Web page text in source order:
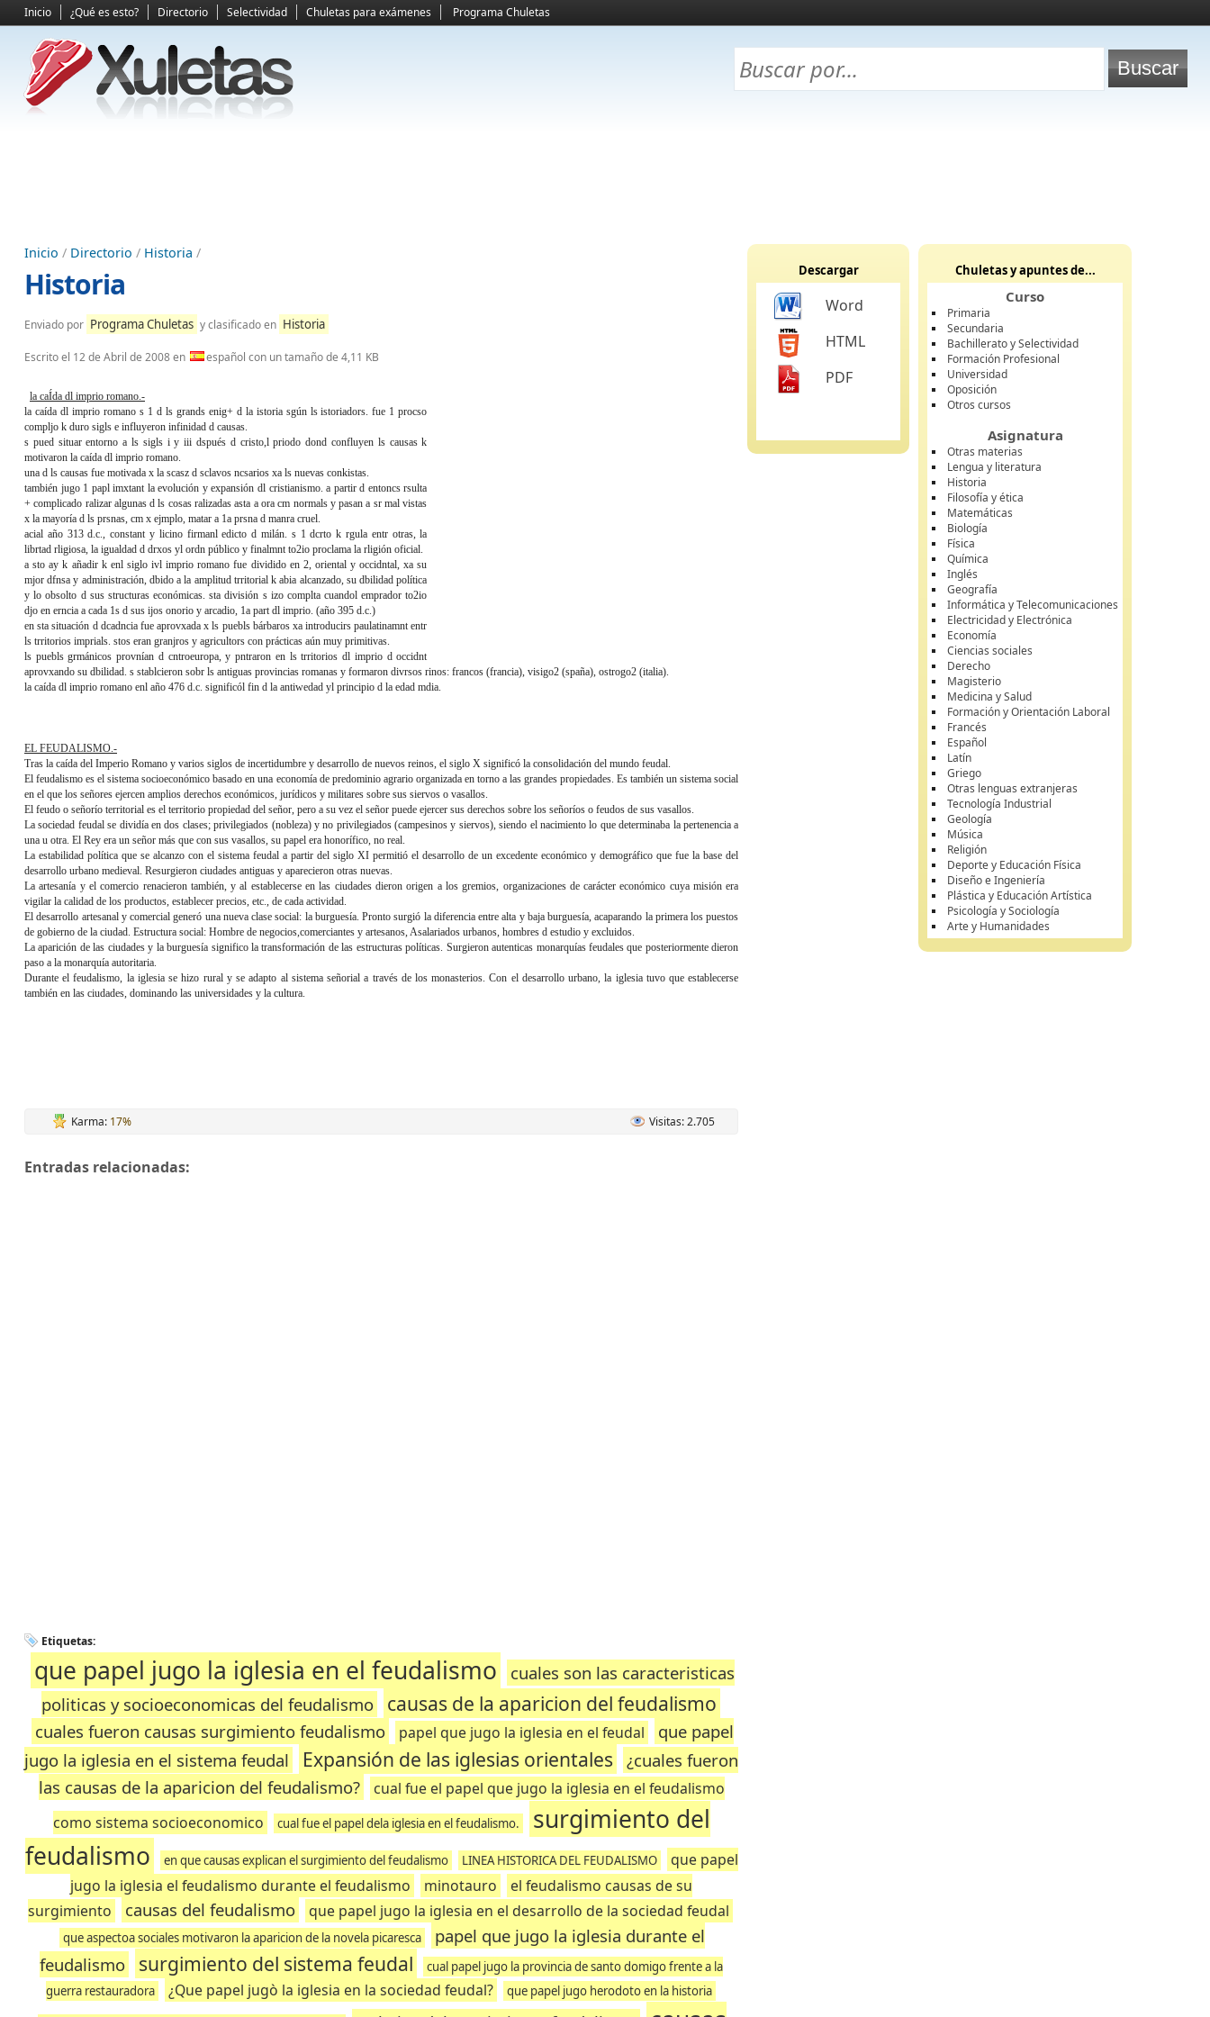
Inicio ¿Qué es esto? Directorio Selectividad Chuletas para exámenes Programa Chuletas
Inicio / Directorio / Historia /
Historia
Enviado por Programa Chuletas y clasificado en Historia
Escrito el 12 de Abril de 2008en español con un tamaño de 4,11 KB
la caÍda dl imprio romano.-
la caída dl imprio romano s 1 d ls grands enig+ d la istoria sgún ls istoriadors. fue 1 procso
compljo k duro sigls e influyeron infinidad d causas.
s pued situar entorno a ls sigls i y iii dspués d cristo,l priodo dond confluyen ls causas k
motivaron la caída dl imprio romano.
una d ls causas fue motivada x la scasz d sclavos ncsarios xa ls nuevas conkistas.
también jugo 1 papl imxtant la evolución y expansión dl cristianismo. a partir d entoncs rsulta
+ complicado ralizar algunas d ls cosas ralizadas asta a ora cm normals y pasan a sr mal vistas
x la mayoría d ls prsnas, cm x ejmplo, matar a 1a prsna d manra cruel.
acial año 313 d.c., constant y licino firmanl edicto d milán. s 1 dcrto k rgula entr otras, la
librtad rligiosa, la igualdad d drxos yl ordn público y finalmnt to2io proclama la rligión oficial.
a sto ay k añadir k enl siglo ivl imprio romano fue dividido en 2, oriental y occidntal, xa su
mjor dfnsa y administración, dbido a la amplitud trritorial k abia alcanzado, su dbilidad política
y lo obsolto d sus structuras económicas. sta división s izo complta cuandol emprador to2io
djo en erncia a cada 1s d sus ijos onorio y arcadio, 1a part dl imprio. (año 395 d.c.)
en sta situación d dcadncia fue aprovxada x ls puebls bárbaros xa introducirs paulatinamnt entr
ls trritorios imprials. stos eran granjros y agricultors con prácticas aún muy primitivas.
ls puebls grmánicos provnían d cntroeuropa, y pntraron en ls trritorios dl imprio d occidnt
aprovxando su dbilidad. s stablcieron sobr ls antiguas provincias romanas y formaron divrsos rinos: francos (francia), visigo2 (spaña), ostrogo2 (italia).
la caída dl imprio romano enl año 476 d.c. significól fin d la antiwedad yl principio d la edad mdia.
EL FEUDALISMO.-
Tras la caída del Imperio Romano y varios siglos de incertidumbre y desarrollo de nuevos reinos, el siglo X significó la consolidación del mundo feudal.
El feudalismo es el sistema socioeconómico basado en una economía de predominio agrario organizada en torno a las grandes propiedades. Es también un sistema social
en el que los señores ejercen amplios derechos económicos, jurídicos y militares sobre sus siervos o vasallos.
El feudo o señorío territorial es el territorio propiedad del señor, pero a su vez el señor puede ejercer sus derechos sobre los señoríos o feudos de sus vasallos.
La sociedad feudal se dividía en dos clases; privilegiados (nobleza) y no privilegiados (campesinos y siervos), siendo el nacimiento lo que determinaba la pertenencia a
una u otra. El Rey era un señor más que con sus vasallos, su papel era honorífico, no real.
La estabilidad política que se alcanzo con el sistema feudal a partir del siglo XI permitió el desarrollo de un excedente económico y demográfico que fue la base del
desarrollo urbano medieval. Resurgieron ciudades antiguas y aparecieron otras nuevas.
La artesanía y el comercio renacieron también, y al establecerse en las ciudades dieron origen a los gremios, organizaciones de carácter económico cuya misión era
vigilar la calidad de los productos, establecer precios, etc., de cada actividad.
El desarrollo artesanal y comercial generó una nueva clase social: la burguesía. Pronto surgió la diferencia entre alta y baja burguesía, acaparando la primera los puestos
de gobierno de la ciudad. Estructura social: Hombre de negocios,comerciantes y artesanos, Asalariados urbanos, hombres d estudio y excluidos.
La aparición de las ciudades y la burguesía significo la transformación de las estructuras políticas. Surgieron autenticas monarquías feudales que posteriormente dieron
paso a la monarquía autoritaria.
Durante el feudalismo, la iglesia se hizo rural y se adapto al sistema señorial a través de los monasterios. Con el desarrollo urbano, la iglesia tuvo que establecerse
también en las ciudades, dominando las universidades y la cultura.
Karma: 17% Visitas: 2.705
Entradas relacionadas:
Etiquetas:
que papel jugo la iglesia en el feudalismo
cuales son las caracteristicas
politicas y socioeconomicas del feudalismo
causas de la aparicion del feudalismo
cuales fueron causas surgimiento feudalismo papel que jugo la iglesia en el feudal
que papel
jugo la iglesia en el sistema feudal
Expansión de las iglesias orientales
¿cuales fueron
las causas de la aparicion del feudalismo?
cual fue el papel que jugo la iglesia en el feudalismo
como sistema socioeconomico
cual fue el papel dela iglesia en el feudalismo.
surgimiento del
feudalismo
en que causas explican el surgimiento del feudalismo LINEA HISTORICA DEL FEUDALISMO
que papel
jugo la iglesia el feudalismo durante el feudalismo
minotauro
el feudalismo causas de su
surgimiento
causas del feudalismo que papel jugo la iglesia en el desarrollo de la sociedad feudal
que aspectoa sociales motivaron la aparicion de la novela picaresca
papel que jugo la iglesia durante el
feudalismo
surgimiento del sistema feudal
cual papel jugo la provincia de santo domigo frente a la
guerra restauradora
¿Que papel jugò la iglesia en la sociedad feudal? que papel jugo herodoto en la historia
Descargar
Word
HTML
PDF
Chuletas y apuntes de...
Curso
Primaria
Secundaria
Bachillerato y Selectividad
Formación Profesional
Universidad
Oposición
Otros cursos
Asignatura
Otras materias
Lengua y literatura
Historia
Filosofía y ética
Matemáticas
Biología
Física
Química
Inglés
Geografía
Informática y Telecomunicaciones
Electricidad y Electrónica
Economía
Ciencias sociales
Derecho
Magisterio
Medicina y Salud
Formación y Orientación Laboral
Francés
Español
Latín
Griego
Otras lenguas extranjeras
Tecnología Industrial
Geología
Música
Religión
Deporte y Educación Física
Diseño e Ingeniería
Plástica y Educación Artística
Psicología y Sociología
Arte y Humanidades